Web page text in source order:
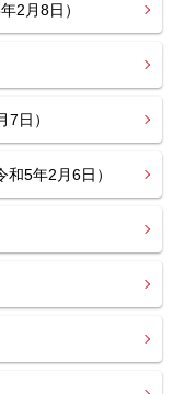
2月8日）
日）
5年2月6日）